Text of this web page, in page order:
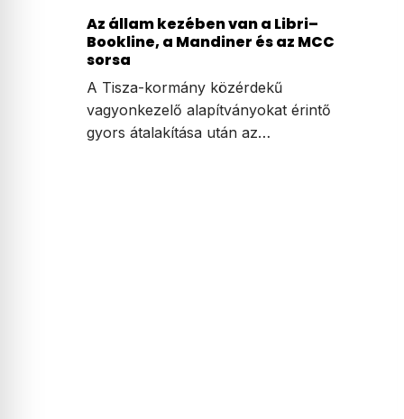
Az állam kezében van a Libri–
Bookline, a Mandiner és az MCC
sorsa
A Tisza-kormány közérdekű
vagyonkezelő alapítványokat érintő
gyors átalakítása után az…